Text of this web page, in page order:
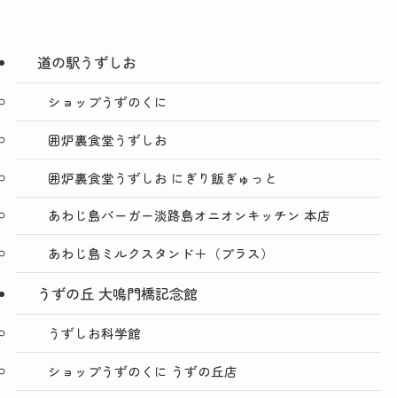
道の駅うずしお
ショップうずのくに
囲炉裏食堂うずしお
囲炉裏食堂うずしお にぎり飯ぎゅっと
あわじ島バーガー淡路島オニオンキッチン 本店
あわじ島ミルクスタンド＋（プラス）
うずの丘 大鳴門橋記念館
うずしお科学館
ショップうずのくに うずの丘店